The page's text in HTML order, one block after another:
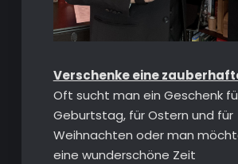
Verschenke eine
Oft sucht man ein Geschenk
Geburtstag, für Ostern und für
Weihnachten oder man
eine wunderschöne Zeit